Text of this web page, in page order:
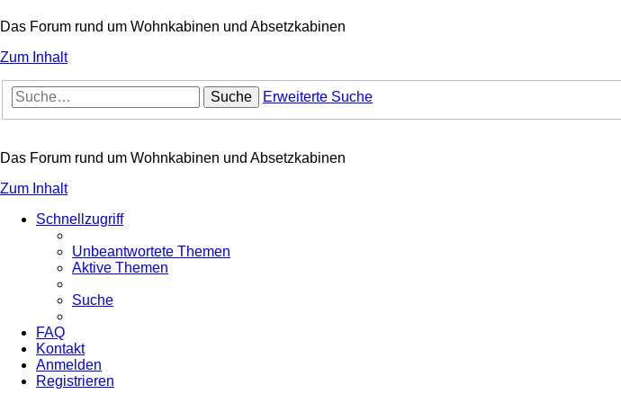
Das Forum rund um Wohnkabinen und Absetzkabinen
Zum Inhalt
Suche Erweiterte Suche
Das Forum rund um Wohnkabinen und Absetzkabinen
Zum Inhalt
Schnellzugriff
Unbeantwortete Themen
Aktive Themen
Suche
FAQ
Kontakt
Anmelden
Registrieren